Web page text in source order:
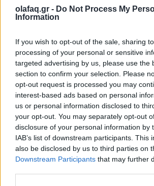
olafaq.gr - Do Not Process My
Information
If you wish to opt-out of the sale, sharing
processing of your personal or sensitive
targeted advertising by us, please use the
section to confirm your selection. Please
opt-out request is processed you may
interest-based ads based on personal
us or personal information disclosed to
your opt-out. You may separately opt-out
disclosure of your personal information by
IAB’s list of downstream participants. This
also be disclosed by us to third parties on
Downstream Participants that may further
Τέχνη
Το Disney δίνει teaser για το
“Don’t Look Back in Anger”
07.07.26
Το "Don’t Look Back in Anger"
των Oasis και την sold-out περιοδεία